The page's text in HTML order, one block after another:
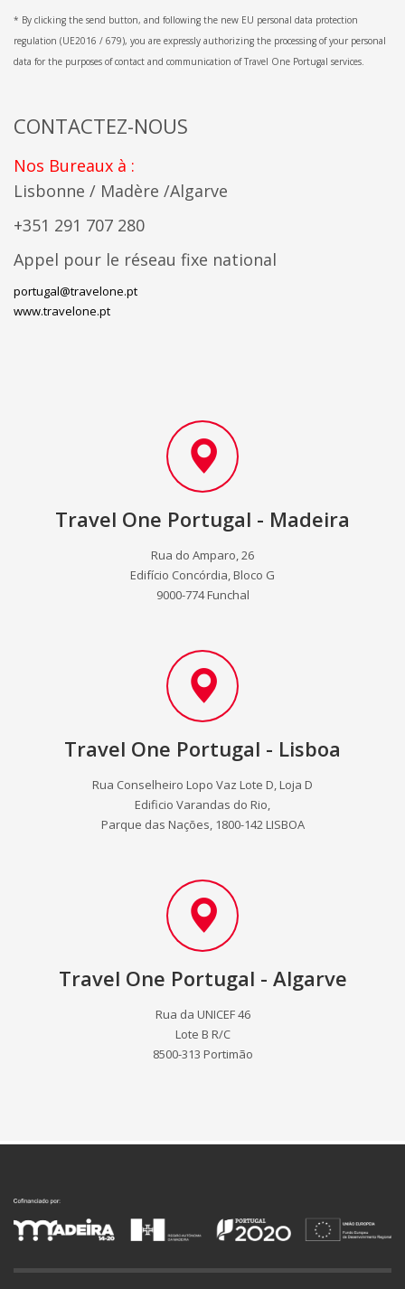
* By clicking the send button, and following the new EU personal data protection
regulation (UE2016 / 679), you are expressly authorizing the processing of your personal
data for the purposes of contact and communication of Travel One Portugal services.
CONTACTEZ-NOUS
Nos Bureaux à :
Lisbonne / Madère /Algarve
+351 291 707 280
Appel pour le réseau fixe national
portugal@travelone.pt
www.travelone.pt
Travel One Portugal - Madeira
Rua do Amparo, 26
Edifício Concórdia, Bloco G
9000-774 Funchal
Travel One Portugal - Lisboa
Rua Conselheiro Lopo Vaz Lote D, Loja D
Edificio Varandas do Rio,
Parque das Nações, 1800-142 LISBOA
Travel One Portugal - Algarve
Rua da UNICEF 46
Lote B R/C
8500-313 Portimão